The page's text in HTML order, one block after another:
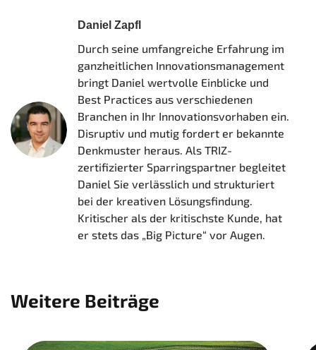
Daniel Zapfl
Durch seine umfangreiche Erfahrung im
ganzheitlichen Innovationsmanagement
bringt Daniel wertvolle Einblicke und
Best Practices aus verschiedenen
Branchen in Ihr Innovationsvorhaben ein.
Disruptiv und mutig fordert er bekannte
Denkmuster heraus. Als TRIZ-
zertifizierter Sparringspartner begleitet
Daniel Sie verlässlich und strukturiert
bei der kreativen Lösungsfindung.
Kritischer als der kritischste Kunde, hat
er stets das „Big Picture“ vor Augen.
Weitere Beiträge